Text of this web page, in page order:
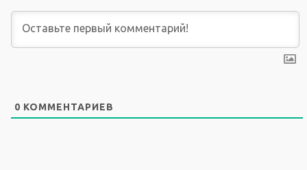
0 КОММЕНТАРИЕВ